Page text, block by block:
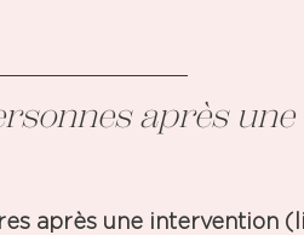
après
après une intervention